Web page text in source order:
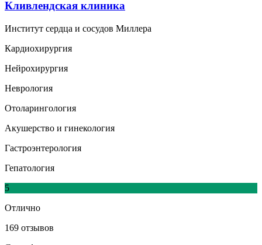
Кливлендская клиника
Институт сердца и сосудов Миллера
Кардиохирургия
Нейрохирургия
Неврология
Отоларингология
Акушерство и гинекология
Гастроэнтерология
Гепатология
5
Отлично
169 отзывов